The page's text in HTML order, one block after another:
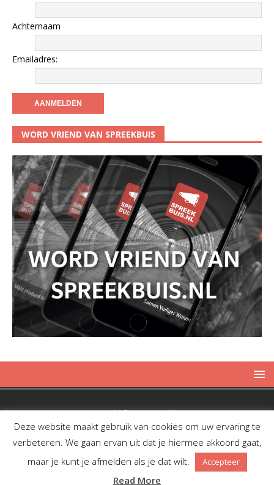
Achternaam
Emailadres:
WORD VRIEND VAN SPREEKBUIS
Copyright © 2019 Spreekbuis
Deze website maakt gebruik van cookies om uw ervaring te
verbeteren. We gaan ervan uit dat je hiermee akkoord gaat,
maar je kunt je afmelden als je dat wilt.
Accepteer
Read More